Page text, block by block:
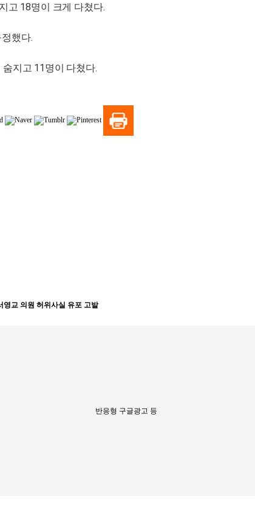
고 18명이 크게 다쳤다.
했다.
지고 11명이 다쳤다.
영교 의원 허위사실 유포 고발
반응형 구글광고 등